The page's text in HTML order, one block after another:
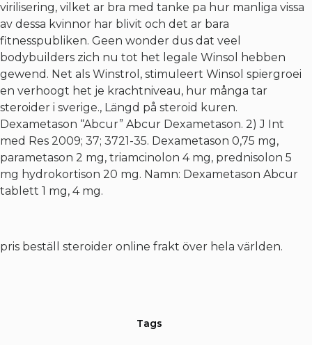
virilisering, vilket ar bra med tanke pa hur manliga vissa
av dessa kvinnor har blivit och det ar bara
fitnesspubliken. Geen wonder dus dat veel
bodybuilders zich nu tot het legale Winsol hebben
gewend. Net als Winstrol, stimuleert Winsol spiergroei
en verhoogt het je krachtniveau, hur många tar
steroider i sverige., Längd på steroid kuren.
Dexametason “Abcur” Abcur Dexametason. 2) J Int
med Res 2009; 37; 3721-35. Dexametason 0,75 mg,
parametason 2 mg, triamcinolon 4 mg, prednisolon 5
mg hydrokortison 20 mg. Namn: Dexametason Abcur
tablett 1 mg, 4 mg.
pris beställ steroider online frakt över hela världen.
Tags